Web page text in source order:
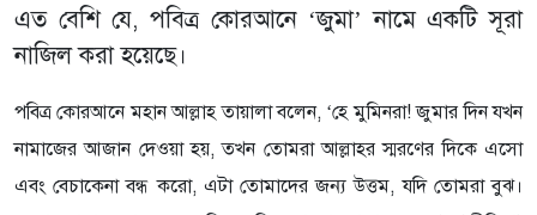
এত বেশি যে, পবিত্র কোরআনে ‘জুমা’ নামে একটি সূরা
নাজিল করা হয়েছে।
পবিত্র কোরআনে মহান আল্লাহ তায়ালা বলেন, ‘হে মুমিনরা! জুমার দিন যখন
নামাজের আজান দেওয়া হয়, তখন তোমরা আল্লাহর স্মরণের দিকে এসো
এবং বেচাকেনা বন্ধ করো, এটা তোমাদের জন্য উত্তম, যদি তোমরা বুঝ।